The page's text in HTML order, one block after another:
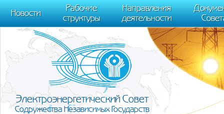
m[i].l=1*new Date(); for (var j = 0; j < document.scripts.length; j++) {if
[0],k.async=1,k.src=r,a.parentNode.insertBefore(k,a)}) (window,
trackLinks:true, accurateTrackBounce:true });
Новости
Рабочие
структуры
Направления
деятельности
Электроэнергетический Совет
Содружества Независимых Государств